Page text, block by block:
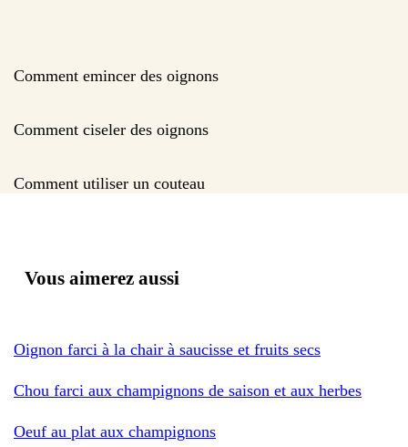
Comment emincer des oignons
Comment ciseler des oignons
Comment utiliser un couteau
Vous aimerez aussi
Oignon farci à la chair à saucisse et fruits secs
Chou farci aux champignons de saison et aux herbes
Oeuf au plat aux champignons